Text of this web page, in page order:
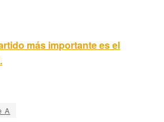
más importante es el
A